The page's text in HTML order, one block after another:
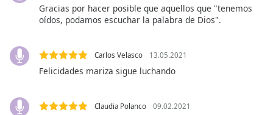
Picture-
This
window.
Gracias por hacer posible que aquellos que "tenemos
oídos, podamos escuchar la palabra de Dios".
Carlos Velasco 13.05.2021
Felicidades mariza sigue luchando
Claudia Polanco 09.02.2021